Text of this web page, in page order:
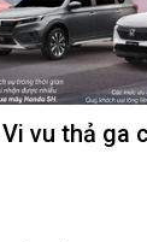
vu thả ga